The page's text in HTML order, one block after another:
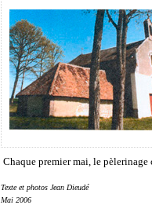
Chaque premier mai, le
Texte et photos Jean Dieudé
Mai 2006